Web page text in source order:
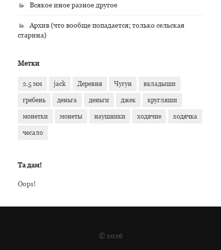
Всякое иное разное другое
Архив (что вообще попадается; только сельская
старина)
Метки
2.5 мм jack Деревня Чугун вкладыши
гребень деньга деньги джек кругляши
монетки монеты наушники ходячие ходячка
чесало
Та дам!
Oops!
© 2026